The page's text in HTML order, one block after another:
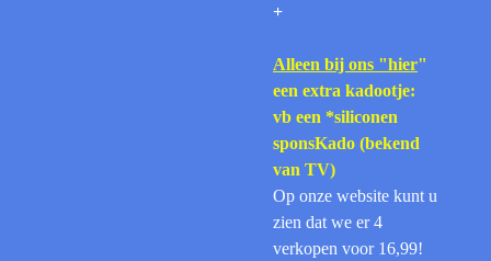
+
Alleen bij ons "hier"
een extra kadootje:
vb een *siliconen
sponsKado (bekend
van TV)
Op onze website kunt u
zien dat we er 4
verkopen voor 16,99!